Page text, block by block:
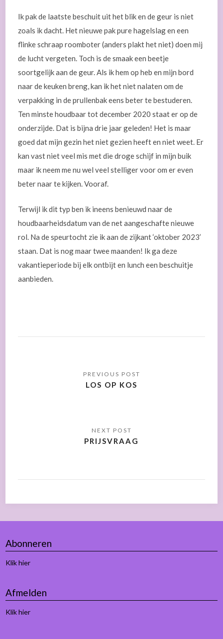
Ik pak de laatste beschuit uit het blik en de geur is niet
zoals ik dacht. Het nieuwe pak pure hagelslag en een
flinke schraap roomboter (anders plakt het niet) doen mij
de lucht vergeten. Toch is de smaak een beetje
soortgelijk aan de geur. Als ik hem op heb en mijn bord
naar de keuken breng, kan ik het niet nalaten om de
verpakking in de prullenbak eens beter te bestuderen.
Ten minste houdbaar tot december 2020 staat er op de
onderzijde. Dat is bijna drie jaar geleden! Het is maar
goed dat mijn gezin het niet gezien heeft en niet weet. Er
kan vast niet veel mis met die droge schijf in mijn buik
maar ik neem me nu wel veel stelliger voor om er even
beter naar te kijken. Vooraf.
Terwijl ik dit typ ben ik ineens benieuwd naar de
houdbaarheidsdatum van de net aangeschafte nieuwe
rol. Na de speurtocht zie ik aan de zijkant ‘oktober 2023’
staan. Dat is nog maar twee maanden! Ik ga deze
vakantieperiode bij elk ontbijt en lunch een beschuitje
aanbieden.
LOS OP KOS
PRIJSVRAAG
Abonneren
Klik hier
Afmelden
Klik hier